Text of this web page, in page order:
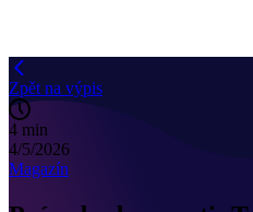
Zpět na výpis
4 min
4/5/2026
Magazín